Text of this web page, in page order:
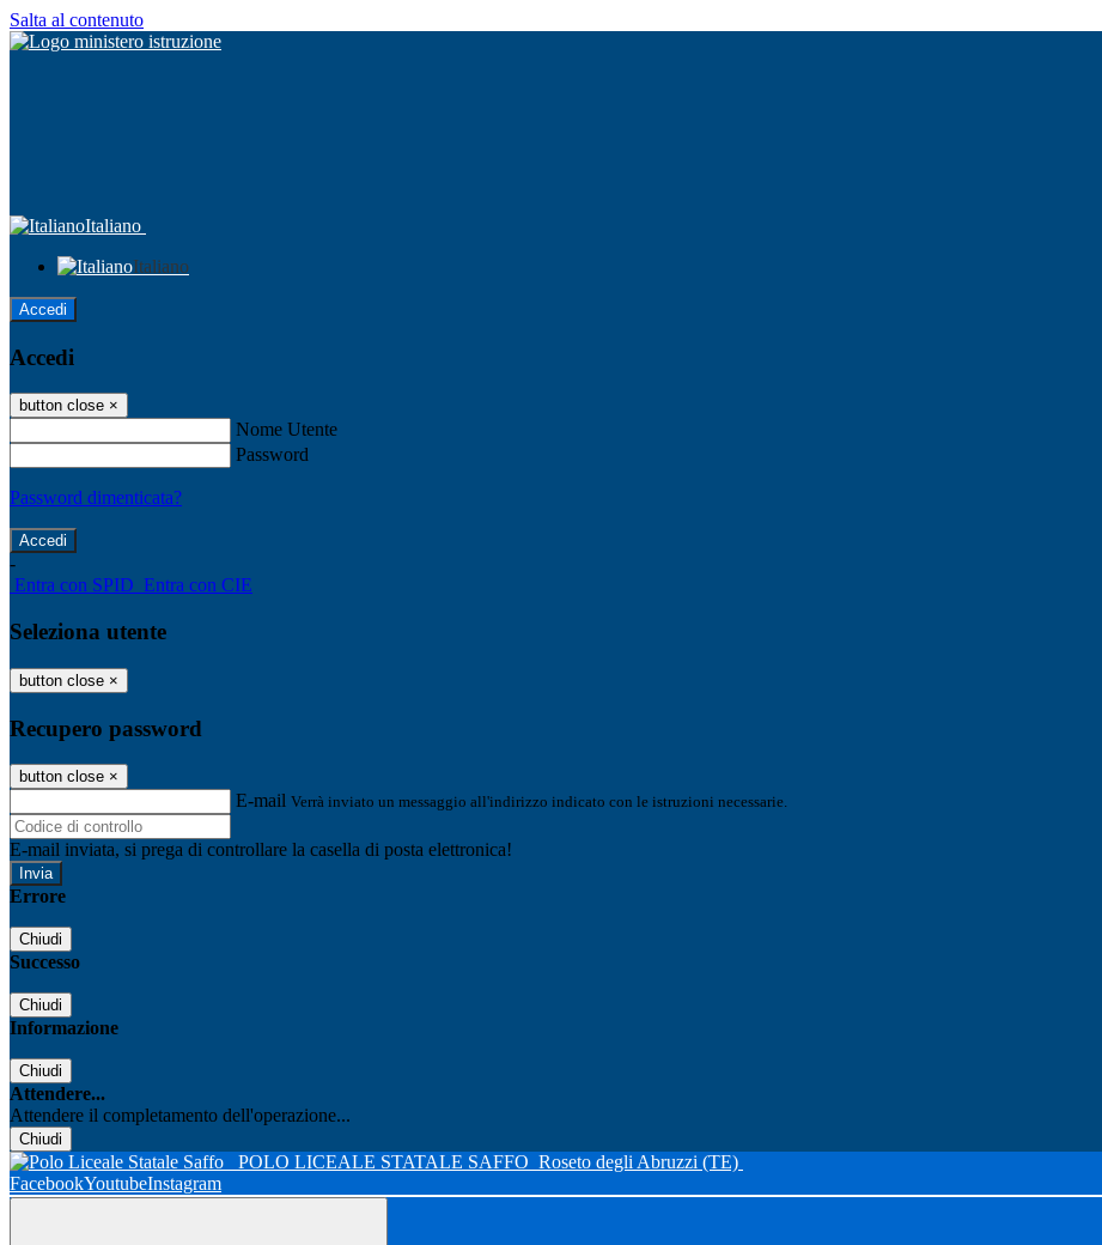
Salta al contenuto
Italiano
Italiano
Accedi
Accedi
button close ×
Nome Utente
Password
Password dimenticata?
-
Entra con SPID Entra con CIE
Seleziona utente
button close ×
Recupero password
button close ×
E-mail Verrà inviato un messaggio all'indirizzo indicato con le istruzioni necessarie.
E-mail inviata, si prega di controllare la casella di posta elettronica!
Errore
Chiudi
Successo
Chiudi
Informazione
Chiudi
Attendere...
Attendere il completamento dell'operazione...
Chiudi
POLO LICEALE STATALE SAFFO Roseto degli Abruzzi (TE)
FacebookYoutubeInstagram